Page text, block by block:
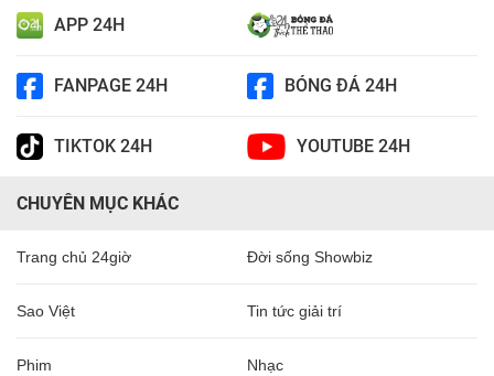
APP 24H
FANPAGE 24H BÓNG ĐÁ 24H
TIKTOK 24H YOUTUBE 24H
CHUYÊN MỤC KHÁC
Trang chủ 24giờ Đời sống Showbiz
Sao Việt Tin tức giải trí
Phim Nhạc